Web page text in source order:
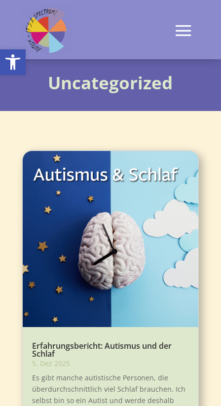
Open toolbar
Uncategorized
Erfahrungsbericht: Autismus und der
Schlaf
5. Dez 2025
Es gibt manche autistische Personen, die
überdurchschnittlich viel Schlaf brauchen. Ich
selbst bin so ein Autist und werde deshalb